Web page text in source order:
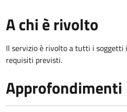
A chi è rivolto
Il servizio è rivolto a tutti i soggetti
requisiti previsti.
Approfondimenti